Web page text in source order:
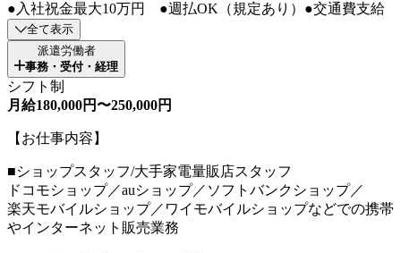
●入社祝金最大10万円 ●週払OK（規定あり）●交通費支給
全て表示
派遣労働者
事務・受付・経理
シフト制
月給180,000円〜250,000円
【お仕事内容】
■ショップスタッフ/大手家電量販店スタッフ
ドコモショップ／auショップ／ソフトバンクショップ／
楽天モバイルショップ／ワイモバイルショップなどでの携帯
やインターネット販売業務